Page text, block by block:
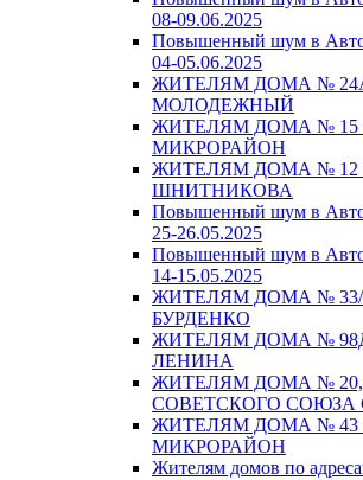
08-09.06.2025
Повышенный шум в
04-05.06.2025
ЖИТЕЛЯМ ДОМА №
МОЛОДЕЖНЫЙ
ЖИТЕЛЯМ ДОМА № 15
МИКРОРАЙОН
ЖИТЕЛЯМ ДОМА № 12
ШНИТНИКОВА
Повышенный шум в
25-26.05.2025
Повышенный шум в
14-15.05.2025
ЖИТЕЛЯМ ДОМА № 33/
БУРДЕНКО
ЖИТЕЛЯМ ДОМА №
ЛЕНИНА
ЖИТЕЛЯМ ДОМА № 20,
СОВЕТСКОГО СОЮЗА
ЖИТЕЛЯМ ДОМА № 43
МИКРОРАЙОН
Жителям домов по